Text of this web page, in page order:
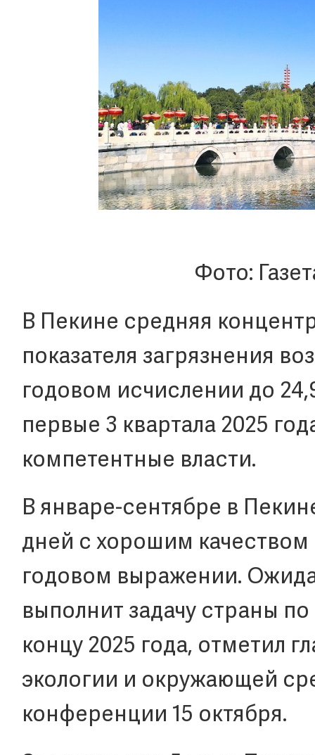
Фото:
В Пекине средняя
показателя загрязнения
годовом исчислении до
первые 3 квартала 2025
компетентные власти.
В январе-сентябре в
дней с хорошим качеством
годовом выражении.
выполнит задачу страны
концу 2025 года, отметил
экологии и окружающей
конференции 15 октября.